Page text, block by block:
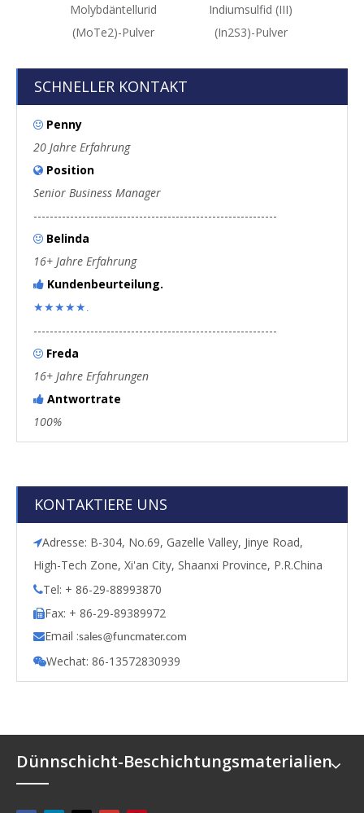
Molybdäntellurid
(MoTe2)-Pulver
Indiumsulfid (III)
(In2S3)-Pulver
SCHNELLER KONTAKT
 Penny
20 Jahre Erfahrung
 Position
Senior Business Manager
------------------------------------------------------------
 Belinda
16+ Jahre Erfahrung
 Kundenbeurteilung.
★★★★★.
------------------------------------------------------------
 Freda
16+ Jahre Erfahrungen
 Antwortrate
100%
KONTAKTIERE UNS
Adresse: B-304, No.69, Gazelle Valley, Jinye Road,
High-Tech Zone, Xi'an City, Shaanxi Province, P.R.China
Tel: + 86-29-88993870
Fax: + 86-29-89389972
Email :sales@funcmater.com
Wechat: 86-13572830939
Dünnschicht-Beschichtungsmaterialien